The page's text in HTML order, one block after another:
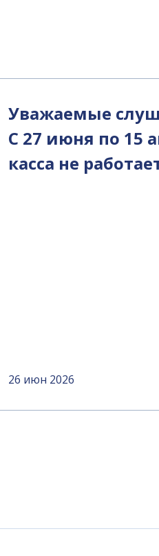
Уважаемые
С 27 июня по 15
касса не
26 июн 2026